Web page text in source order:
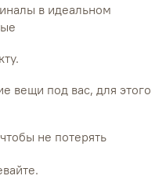
в идеальном
вещи под вас, для этого
не потерять